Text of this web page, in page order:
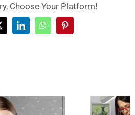
Choose Your Platform!
LinkedInWhatsAppPinterest